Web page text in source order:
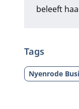
beleeft
Tags
Nyenrode